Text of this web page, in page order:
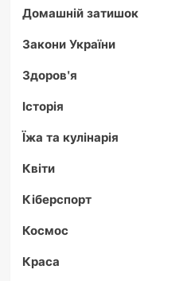
Домашній затишок
Закони України
Здоров'я
Історія
Їжа та кулінарія
Квіти
Кіберспорт
Космос
Краса